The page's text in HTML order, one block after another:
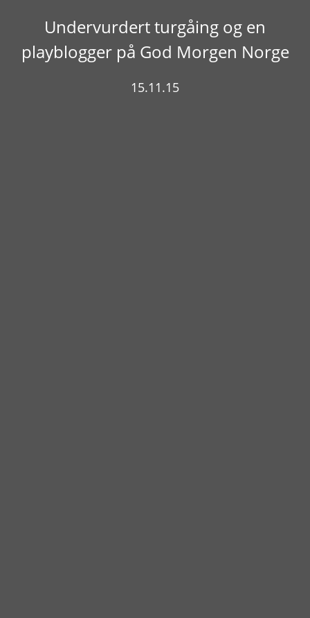
Undervurdert turgåing og en
playblogger på God Morgen Norge
15.11.15